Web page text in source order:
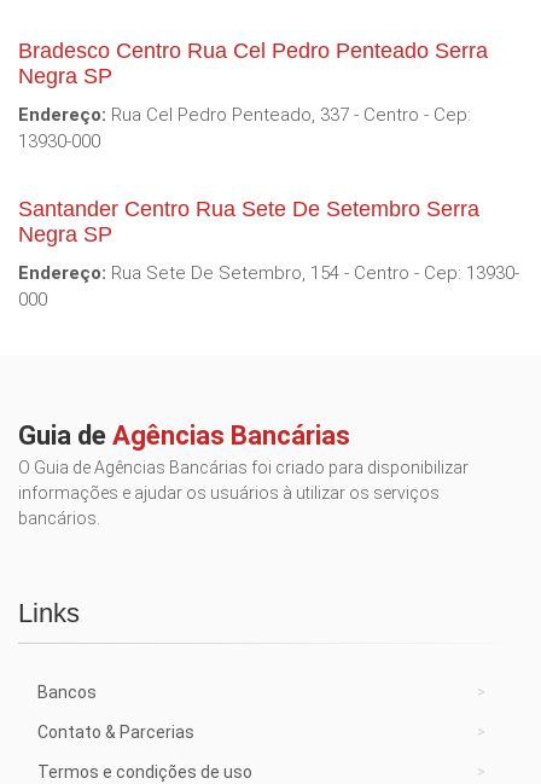
Bradesco Centro Rua Cel Pedro Penteado Serra
Negra SP
Endereço: Rua Cel Pedro Penteado, 337 - Centro - Cep:
13930-000
Santander Centro Rua Sete De Setembro Serra
Negra SP
Endereço: Rua Sete De Setembro, 154 - Centro - Cep: 13930-
000
Guia de Agências Bancárias
O Guia de Agências Bancárias foi criado para disponibilizar
informações e ajudar os usuários à utilizar os serviços
bancários.
Links
Bancos
Contato & Parcerias
Termos e condições de uso